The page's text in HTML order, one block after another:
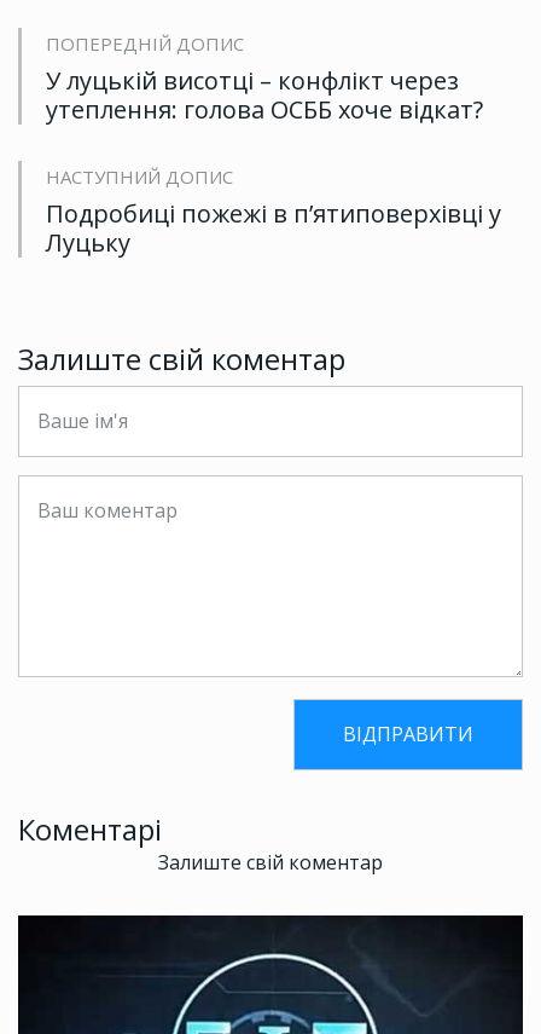
ПОПЕРЕДНІЙ ДОПИС
У луцькій висотці – конфлікт через
утеплення: голова ОСББ хоче відкат?
НАСТУПНИЙ ДОПИС
Подробиці пожежі в п’ятиповерхівці у
Луцьку
Залиште свій коментар
Коментарі
Залиште свій коментар